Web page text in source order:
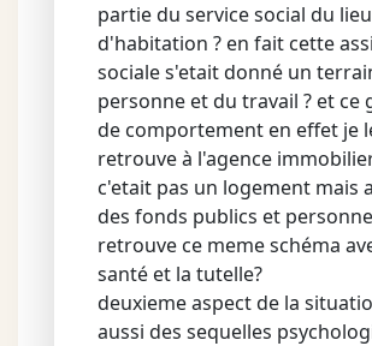
partie du service social du lieu
d'habitation ? en fait cette
sociale s'etait donné un
personne et du travail ? et ce
de comportement en effet je
retrouve à l'agence
c'etait pas un logement mais
des fonds publics et
retrouve ce meme schéma
santé et la tutelle?
deuxieme aspect de la
aussi des sequelles